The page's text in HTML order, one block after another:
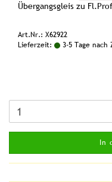
Übergangsgleis zu
Art.Nr.: X62922
Lieferzeit:
3-5 Tage nach
In